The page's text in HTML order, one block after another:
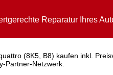
Reparatur Ihres
(8K5, B8) kaufen inkl.
Partner-Netzwerk.